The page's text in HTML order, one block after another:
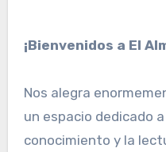
¡Bienvenidos a El
Nos alegra
un espacio dedicado
conocimiento y la